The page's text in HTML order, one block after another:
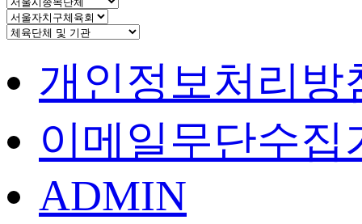
개인정보처리방
이메일무단수집
ADMIN